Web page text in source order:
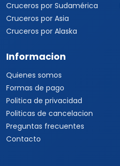
Cruceros por Sudamérica
Cruceros por Asia
Cruceros por Alaska
Informacion
Quienes somos
Formas de pago
Politica de privacidad
Politicas de cancelacion
Preguntas frecuentes
Contacto